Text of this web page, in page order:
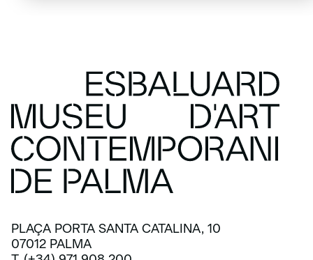
PLAÇA PORTA SANTA CATALINA, 10
07012 PALMA